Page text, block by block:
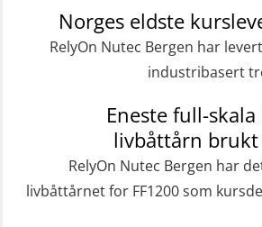
(Blended with
practical) (RBSBLE026)
GWO: BST Refresher
(Blended: e-learning
(RBSBLE009)
Gass kurs H2S
Grunnleggende
inkl. brannslukning
Medisinsk behandling
Oppdatering
t (MFA107)
ROC sertifikat
Norges eldste
RelyOn Nutec Bergen har
industribasert
Eneste full-skala
livbåttårn
RelyOn Nutec Bergen har
livbåttårnet for FF1200 som